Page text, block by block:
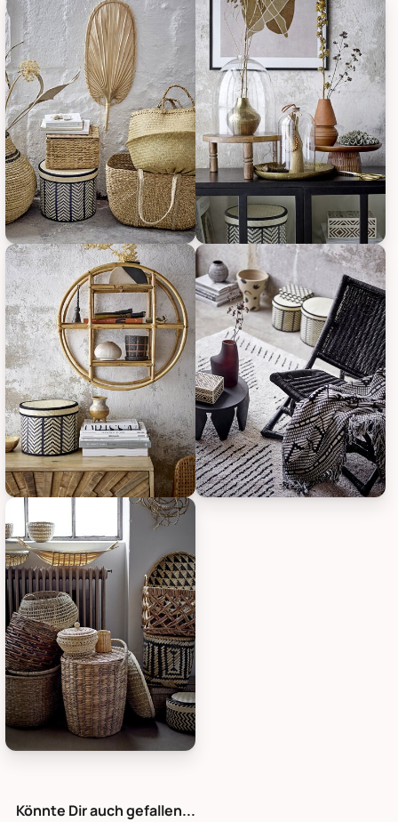
Bloomingville Korb Islim aus Palmenblättern 3er Set, Bild 1
Bloomingville Korb Islim aus
Bloomingville Korb Islim aus Palmenblättern 3er Set, Bild 3
Könnte Dir auch gefallen...